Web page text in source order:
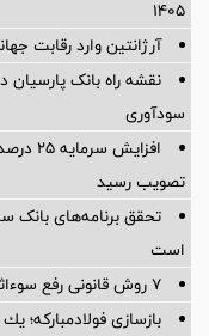
۱۴۰۵
آرژانتین وارد رقابت
سودآوری
تصویب رسید
تحقق برنامه‌های بانک
است
۷ روش قانونی رفع سوء‌اثر از چک برگشتی
بازسازی